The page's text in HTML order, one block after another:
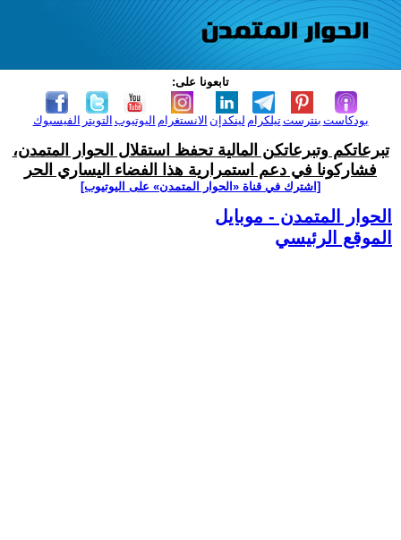
تابعونا على:
الفيسبوك التويتر اليوتيوب الانستغرام لينكدإن تيلكرامبنترست بودكاست
تبرعاتكم وتبرعاتكن المالية تحفظ استقلال الحوار المتمدن،
فشاركونا في دعم استمرارية هذا الفضاء اليساري الحر
[اشترك في قناة ‫«الحوار المتمدن» على اليوتيوب]
الحوار المتمدن - موبايل
الموقع الرئيسي